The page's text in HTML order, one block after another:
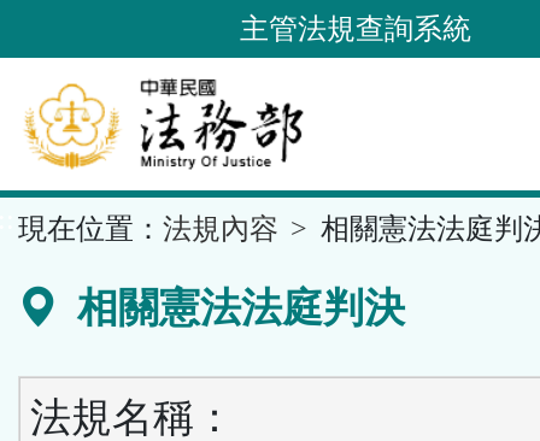
到
要
內
容
區
主管法規查詢系統
現在位置： 法規內容 相關憲法法庭判
相關憲法法庭判決
法規名稱：